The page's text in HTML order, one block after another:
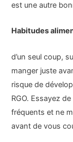
est une autre
Habitudes
d’un seul coup,
manger juste
risque de
RGO. Essayez
fréquents et ne
avant de vous